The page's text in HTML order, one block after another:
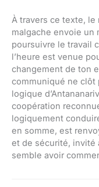
À travers ce texte,
malgache envoie un
poursuivre le travail
l’heure est venue
changement de ton
communiqué ne clôt
logique
coopération
logiquement
en somme, est
et de sécurité, invité
semble avoir